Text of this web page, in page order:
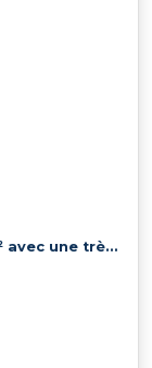
À LOUER LOCAL COMMERCIAL 99.80m² avec une très bonne visibilité